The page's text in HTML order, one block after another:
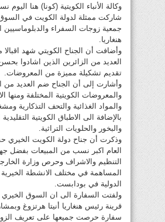
وكالة الأنباء الكويتية (كونا) هنا اليوم
شاركت ممثلة لدولة الكويت في
جمعية زوجات السفراء والدبلوماسيين
هنغاريا.
وأضافت أن الجناح الكويتي شهد
العديد من الزائرين الذين اشادوا
تقديم تشكيلة مميزة من المعروضات.
وأشارت إلى أن الجناح ضم العديد من
والمعروضات الكويتية المختلفة ومنها
والمواد الغذائية والتحف التذكارية
بالإضافة الى الاطباق الكويتية
والبخور والحلويات التراثية.
وذكرت أن جناح دولة الكويت الخيري
العام اكبر نسب من المبيعات بفضل
التنظيم والاشراف وحرص وزارة
المساهمة في مختلف الانشطة الخيرية
الدولية في بودابست.
ولفتت السفارة الى ان السوق الخيري
سفارة حرصت جميعها على تعريف